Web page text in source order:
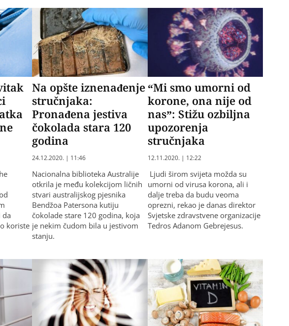
da
koriste
Na opšte iznenađenje
stručnjaka:
Pronađena jestiva
čokolada stara 120
godina
24.12.2020. | 11:46
Nacionalna biblioteka Australije
otkrila je među kolekcijom ličnih
stvari australijskog pjesnika
Bendžoa Patersona kutiju
čokolade stare 120 godina, koja
je nekim čudom bila u jestivom
stanju.
“Mi smo umorni od
korone, ona nije od
nas”: Stižu ozbiljna
upozorenja
stručnjaka
12.11.2020. | 12:22
Ljudi širom svijeta možda su
umorni od virusa korona, ali i
dalje treba da budu veoma
oprezni, rekao je danas direktor
Svjetske zdravstvene organizacije
Tedros Adanom Gebrejesus.